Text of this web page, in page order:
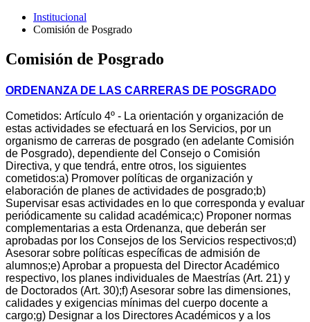
Institucional
Comisión de Posgrado
Comisión de Posgrado
ORDENANZA DE LAS CARRERAS DE POSGRADO
Cometidos: Artículo 4º - La orientación y organización de
estas actividades se efectuará en los Servicios, por un
organismo de carreras de posgrado (en adelante Comisión
de Posgrado), dependiente del Consejo o Comisión
Directiva, y que tendrá, entre otros, los siguientes
cometidos:a) Promover políticas de organización y
elaboración de planes de actividades de posgrado;b)
Supervisar esas actividades en lo que corresponda y evaluar
periódicamente su calidad académica;c) Proponer normas
complementarias a esta Ordenanza, que deberán ser
aprobadas por los Consejos de los Servicios respectivos;d)
Asesorar sobre políticas específicas de admisión de
alumnos;e) Aprobar a propuesta del Director Académico
respectivo, los planes individuales de Maestrías (Art. 21) y
de Doctorados (Art. 30);f) Asesorar sobre las dimensiones,
calidades y exigencias mínimas del cuerpo docente a
cargo;g) Designar a los Directores Académicos y a los